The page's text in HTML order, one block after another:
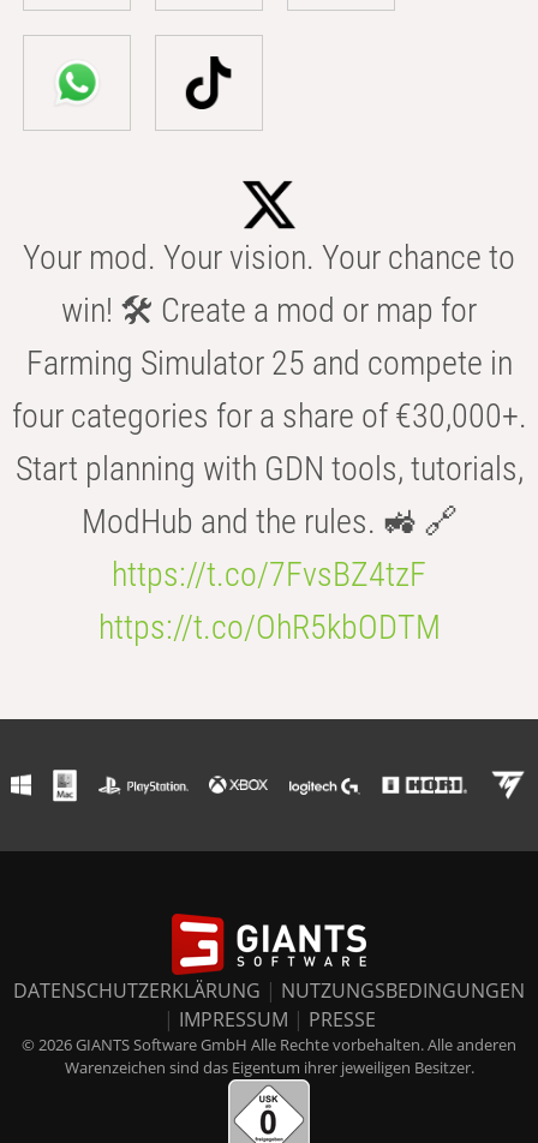
Your mod. Your vision. Your chance to
win! 🛠️ Create a mod or map for
Farming Simulator 25 and compete in
four categories for a share of €30,000+.
Start planning with GDN tools, tutorials,
ModHub and the rules. 🚜 🔗
https://t.co/7FvsBZ4tzF
https://t.co/OhR5kbODTM
DATENSCHUTZERKLÄRUNG | NUTZUNGSBEDINGUNGEN
| IMPRESSUM | PRESSE
© 2026 GIANTS Software GmbH Alle Rechte vorbehalten. Alle anderen
Warenzeichen sind das Eigentum ihrer jeweiligen Besitzer.